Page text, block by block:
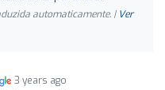
automaticamente. | Ver
3 years ago